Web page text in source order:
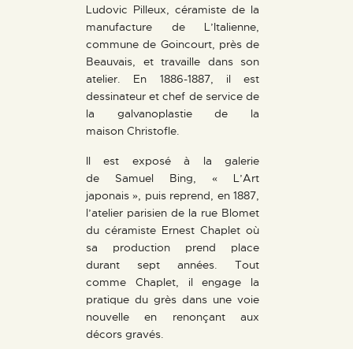
Ludovic Pilleux, céramiste de la
manufacture de L’Italienne,
commune de Goincourt, près de
Beauvais, et travaille dans son
atelier. En 1886-1887, il est
dessinateur et chef de service de
la galvanoplastie de la
maison Christofle.
Il est exposé à la galerie
de Samuel Bing, « L’Art
japonais », puis reprend, en 1887,
l’atelier parisien de la rue Blomet
du céramiste Ernest Chaplet où
sa production prend place
durant sept années. Tout
comme Chaplet, il engage la
pratique du grès dans une voie
nouvelle en renonçant aux
décors gravés.